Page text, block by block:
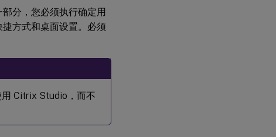
分，您必须执行确定用
方式和桌面设置。必须
Citrix Studio，而不